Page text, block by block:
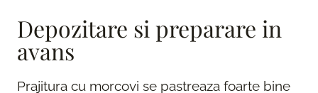
Depozitare si preparare in
avans
Prajitura cu morcovi se pastreaza foarte bine